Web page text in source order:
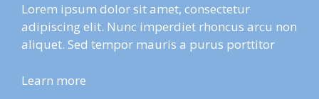
Lorem ipsum dolor sit amet, consectetur
adipiscing elit. Nunc imperdiet rhoncus arcu non
aliquet. Sed tempor mauris a purus porttitor
Learn more